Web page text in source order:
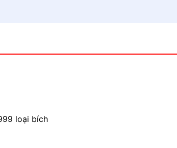
loại bích